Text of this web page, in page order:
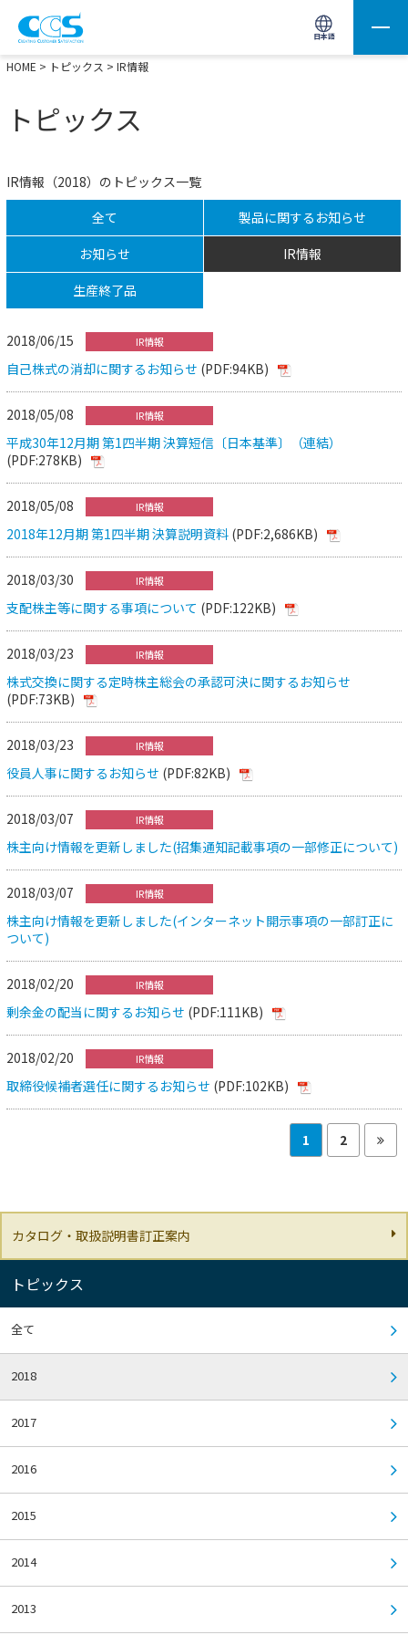
日本語
画像処理用の製品検索 サイト内検索(Enterで実行)
HOME > トピックス > IR情報
トピックス
IR情報（2018）のトピックス一覧
全て
製品に関するお知らせ
お知らせ
IR情報
生産終了品
2018/06/15 IR情報
自己株式の消却に関するお知らせ (PDF:94KB)
2018/05/08 IR情報
平成30年12月期 第1四半期 決算短信〔日本基準〕（連結）
(PDF:278KB)
2018/05/08 IR情報
2018年12月期 第1四半期 決算説明資料 (PDF:2,686KB)
2018/03/30 IR情報
支配株主等に関する事項について (PDF:122KB)
2018/03/23 IR情報
株式交換に関する定時株主総会の承認可決に関するお知らせ
(PDF:73KB)
2018/03/23 IR情報
役員人事に関するお知らせ (PDF:82KB)
2018/03/07 IR情報
株主向け情報を更新しました(招集通知記載事項の一部修正について)
2018/03/07 IR情報
株主向け情報を更新しました(インターネット開示事項の一部訂正に
ついて)
2018/02/20 IR情報
剰余金の配当に関するお知らせ (PDF:111KB)
2018/02/20 IR情報
取締役候補者選任に関するお知らせ (PDF:102KB)
1 2
カタログ・取扱説明書訂正案内
トピックス
全て
2018
2017
2016
2015
2014
2013